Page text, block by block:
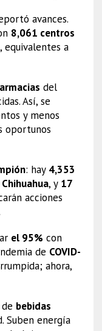
avances.
8,061 centros
, equivalentes a
del
Así, se
y menos
oportunos
: hay 4,353
Chihuahua, y 17
acciones
el 95% con
de COVID-
ahora,
bebidas
Suben energía